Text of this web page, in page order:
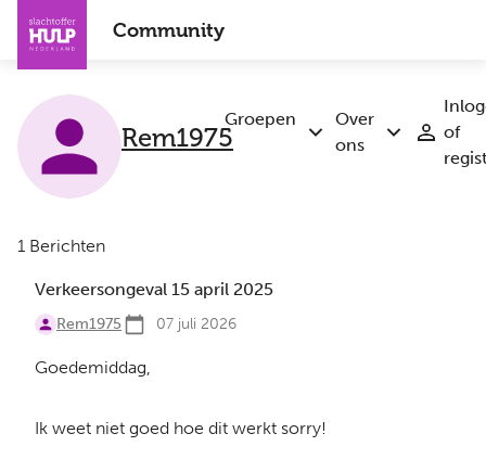
Overslaan
naar
inhoud
gaan
Community
Groepen
Submenu
Over
ons
Submenu
of
Rem1975
1 Berichten
Verkeersongeval 15 april 2025
Rem1975 07 juli 2026
Goedemiddag,
Ik weet niet goed hoe dit werkt sorry!